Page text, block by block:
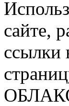
сайте,
ссылки